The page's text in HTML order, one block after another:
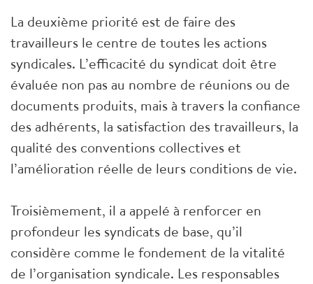
La deuxième priorité est de faire des
travailleurs le centre de toutes les actions
syndicales. L’efficacité du syndicat doit être
évaluée non pas au nombre de réunions ou de
documents produits, mais à travers la confiance
des adhérents, la satisfaction des travailleurs, la
qualité des conventions collectives et
l’amélioration réelle de leurs conditions de vie.
Troisièmement, il a appelé à renforcer en
profondeur les syndicats de base, qu’il
considère comme le fondement de la vitalité
de l’organisation syndicale. Les responsables